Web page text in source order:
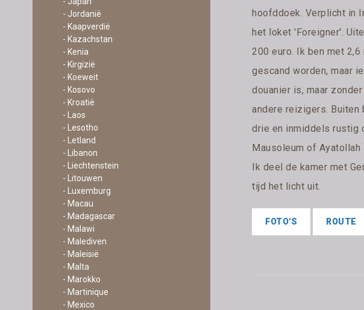
- Jordanië
- Kaapverdië
- Kazachstan
- Kenia
- Kirgizië
- Koeweit
- Kosovo
- Kroatië
- Laos
- Lesotho
- Letland
- Libanon
- Liechtenstein
- Litouwen
- Luxemburg
- Macau
- Madagascar
- Malawi
- Malediven
- Maleisië
- Malta
- Marokko
- Martinique
- Mexico
hoofddoek. Verplicht in
het loket 'Foreigner'.
200 euro. Ik ben met
gescand worden, maar
douanier is, maar
andere reizigers. Buiten
drie en inmiddels rustig
Mausoleum of Ayatollah
Ik deel de kamer met
tijd het licht uit.
FOTO'S ROUTE